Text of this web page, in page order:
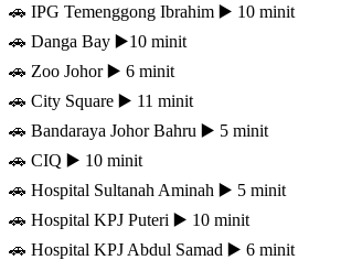
🚗 IPG Temenggong Ibrahim ▶️ 10 minit
🚗 Danga Bay ▶️10 minit
🚗 Zoo Johor ▶️ 6 minit
🚗 City Square ▶️ 11 minit
🚗 Bandaraya Johor Bahru ▶️ 5 minit
🚗 CIQ ▶️ 10 minit
🚗 Hospital Sultanah Aminah ▶️ 5 minit
🚗 Hospital KPJ Puteri ▶️ 10 minit
🚗 Hospital KPJ Abdul Samad ▶️ 6 minit